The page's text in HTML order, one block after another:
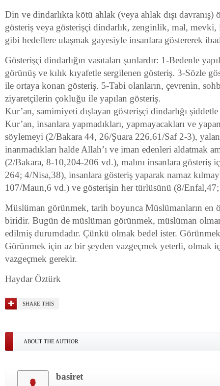
Din ve dindarlıkta kötü ahlak (veya ahlak dışı davranış)
gösteriş veya gösterişçi dindarlık, zenginlik, mal, mevki,
gibi hedeflere ulaşmak gayesiyle insanlara göstererek
Gösterişçi dindarlığın vasıtaları şunlardır: 1-Bedenle
görünüş ve kılık kıyafetle sergilenen gösteriş. 3-Sözle
ile ortaya konan gösteriş. 5-Tabi olanların, çevrenin,
ziyaretçilerin çokluğu ile yapılan gösteriş.
Kur’an, samimiyeti dışlayan gösterişçi dindarlığı şiddetle
Kur’an, insanlara yapmadıkları, yapmayacakları ve
söylemeyi (2/Bakara 44, 26/Şuara 226,61/Saf 2-3),
inanmadıkları halde Allah’ı ve iman edenleri aldatmak
(2/Bakara, 8-10,204-206 vd.), malını insanlara gösteriş
264; 4/Nisa,38), insanlara gösteriş yaparak namaz
107/Maun,6 vd.) ve gösterişin her türlüsünü (8/
Müslüman görünmek, tarih boyunca Müslümanların en
biridir. Bugün de müslüman görünmek, müslüman
edilmiş durumdadır. Çünkü olmak bedel ister.
Görünmek için az bir şeyden vazgeçmek yeterli, olmak
vazgeçmek gerekir.
Haydar Öztürk
SHARE THIS
ABOUT THE AUTHOR
basiret